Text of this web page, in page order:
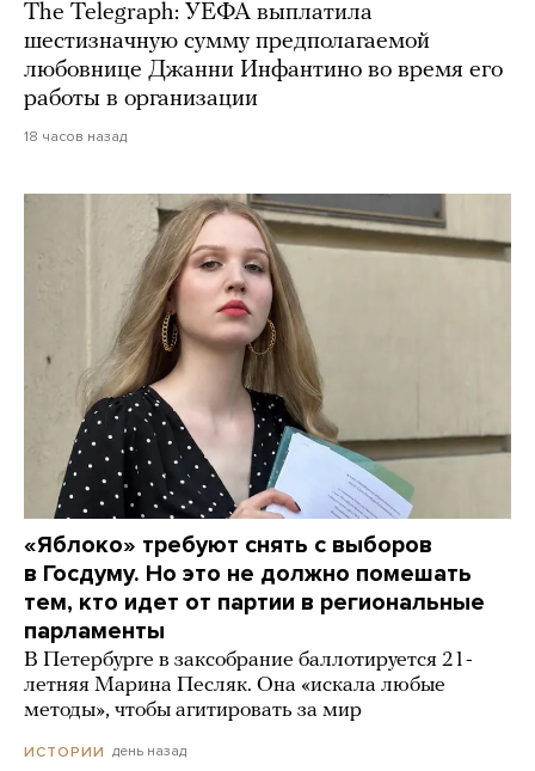
The Telegraph: УЕФА выплатила
шестизначную сумму предполагаемой
любовнице Джанни Инфантино во время его
работы в организации
18 часов назад
«Яблоко» требуют снять с выборов
в Госдуму. Но это не должно помешать
тем, кто идет от партии в региональные
парламенты
В Петербурге в заксобрание баллотируется 21-
летняя Марина Песляк. Она «искала любые
методы», чтобы агитировать за мир
ИСТОРИИ день назад